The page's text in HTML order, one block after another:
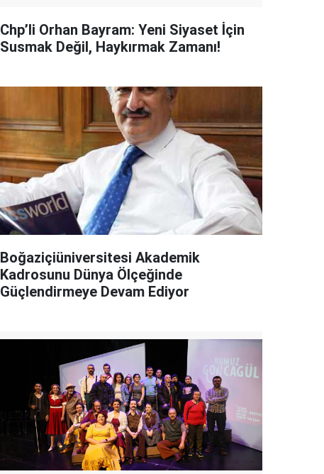
Chp’li Orhan Bayram: Yeni Siyaset İçin
Susmak Değil, Haykırmak Zamanı!
Boğaziçiüniversitesi Akademik
Kadrosunu Dünya Ölçeğinde
Güçlendirmeye Devam Ediyor